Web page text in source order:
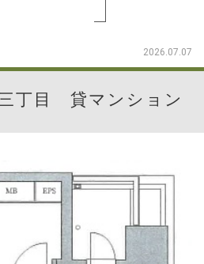
2026.07.07
丁目 貸マンション